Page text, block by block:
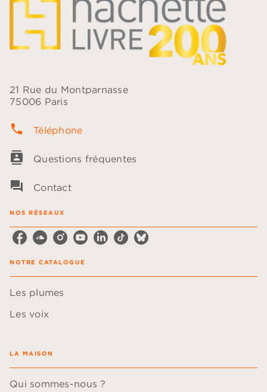
21 Rue du Montparnasse
75006 Paris
phone Téléphone
contacts Questions fréquentes
question_answer Contact
NOS RÉSEAUX
NOTRE CATALOGUE
Les plumes
Les voix
LA MAISON
Qui sommes-nous ?